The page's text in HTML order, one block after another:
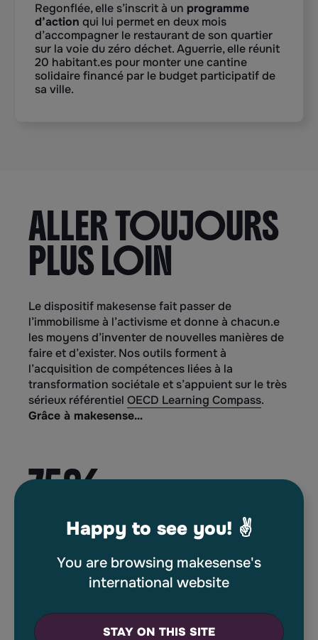
Happy to see you! ✌️
You are browsing makesense's
international website
STAY ON THIS SITE
Regonflée, elle s’inscrit à un programme
d’action qui lui permet en deux mois
d’accompagner le restaurant de son quartier
sur la voie du zéro déchet. Aguerrie, elle réunit
20 habitant.es pour monter une cantine
solidaire financé par le budget participatif de
sa ville.
ALLER TOUJOURS
PLUS LOIN
Le dispositif makesense fait passer de
l’immobilisme à l’activisme et donne à chacun.e
les moyens d’inventer de nouvelles manières de
faire et d’exister. Nos outils forment à
l’acquisition de compétences liées à la
transformation sociétale et s’appuient sur le très
sérieux référentiel OECD Learning Compass.
Grâce à makesense…
75%
des participant.es ont été convaincues qu’il était
possible d’agir
62%
ont trouvé une aide pour passer
à l’action